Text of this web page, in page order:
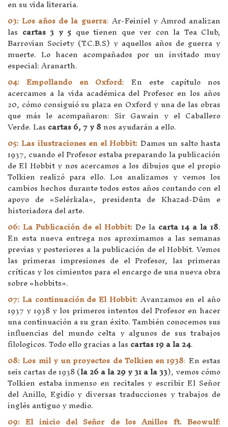
en su vida literaria.
03: Los años de la guerra: Ar-Feiniel y Amrod analizan
las cartas 3 y 5 que tienen que ver con la Tea Club,
Barrovian Society (T.C.B.S) y aquellos años de guerra y
muerte. Lo hacen acompañados por un invitado muy
especial: Aranarth.
04: Empollando en Oxford: En este capítulo nos
acercamos a la vida académica del Profesor en los años
20, cómo consiguió su plaza en Oxford y una de las obras
que más le acompañaron: Sir Gawain y el Caballero
Verde. Lascartas 6, 7 y 8nos ayudarán a ello.
05: Las ilustraciones en el Hobbit:Damos un salto hasta
1937, cuando el Profesor estaba preparando la publicación
de El Hobbit y nos acercamos a los dibujos que el propio
Tolkien realizó para ello. Los analizamos y vemos los
cambios hechos durante todos estos años contando con el
apoyo de «Selérkala», presidenta de Khazad-Dûm e
historiadora del arte.
06: La Publicación de el Hobbit:De la carta 14 a la 18.
En esta nueva entrega nos aproximamos a las semanas
previas y posteriores a la publicación de el Hobbit. Vemos
las primeras impresiones de el Profesor, las primeras
críticas y los cimientos para el encargo de una nueva obra
sobre «hobbits».
07: La continuación de El Hobbit:Avanzamos en el año
1937 y 1938 y los primeros intentos del Profesor en hacer
una continuación a su gran éxito. También conocemos sus
influencias del mundo celta y algunos de sus trabajos
filologicos. Todo ello gracias a lascartas 19 a la 24.
08: Los mil y un proyectos de Tolkien en 1938: En estas
seis cartas de 1938 (la 26 a la 29 y 31 a la 33), vemos cómo
Tolkien estaba inmenso en recitales y escribir El Señor
del Anillo, Egidio y diversas traducciones y trabajos de
inglés antiguo y medio.
09: El inicio del Señor de los Anillos ft. Beowulf: